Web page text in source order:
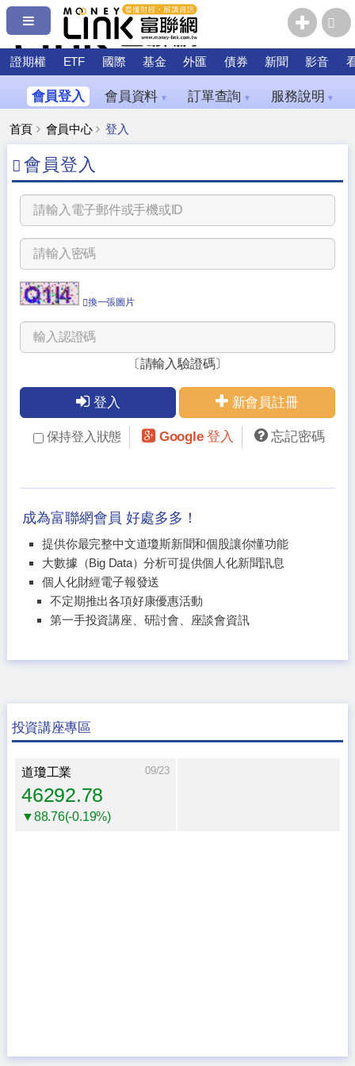
證期權 ETF 國際 基金 外匯 債券 新聞 影音
會員登入 會員資料 ▼ 訂單查詢 ▼ 服務說明 ▼
首頁 會員中心 登入
會員登入
換一張圖片
〔請輸入驗證碼〕
登入 新會員註冊
保持登入狀態 Google 登入 忘記密碼
成為富聯網會員 好處多多！
提供你最完整中文道瓊斯新聞和個股讓你懂功能
大數據（Big Data）分析可提供個人化新聞訊息
個人化財經電子報發送
不定期推出各項好康優惠活動
第一手投資講座、研討會、座談會資訊
投資講座專區
道瓊工業 09/23
46292.78
▼88.76(-0.19%)